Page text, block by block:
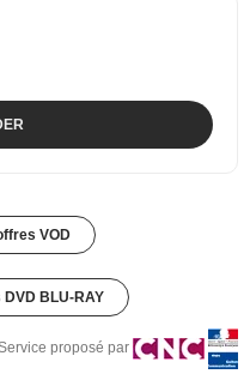
VOD
BLU-RAY
proposé par